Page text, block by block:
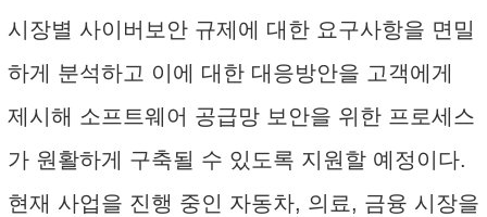
시장별 사이버보안 규제에 대한 요구사항을 면밀
하게 분석하고 이에 대한 대응방안을 고객에게
제시해 소프트웨어 공급망 보안을 위한 프로세스
가 원활하게 구축될 수 있도록 지원할 예정이다.
현재 사업을 진행 중인 자동차, 의료, 금융 시장을